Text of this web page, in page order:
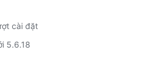
cài đặt
5.6.18